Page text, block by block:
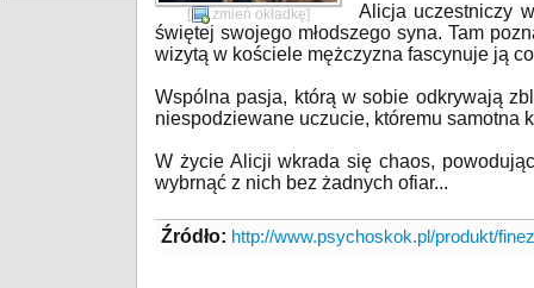
[ zmień okładkę]
Alicja uczestniczy
świętej swojego młodszego syna. Tam
wizytą w kościele mężczyzna fascynuje ją
Wspólna pasja, którą w sobie odkrywają
niespodziewane uczucie, któremu samotna
W życie Alicji wkrada się chaos,
wybrnąć z nich bez żadnych ofiar...
Źródło: http://www.psychoskok.pl/produkt/